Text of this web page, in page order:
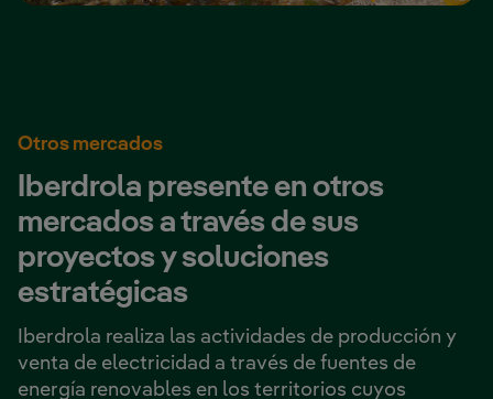
Otros mercados
Iberdrola presente en otros
mercados a través de sus
proyectos y soluciones
estratégicas
Iberdrola realiza las actividades de producción y
venta de electricidad a través de fuentes de
energía renovables en los territorios cuyos